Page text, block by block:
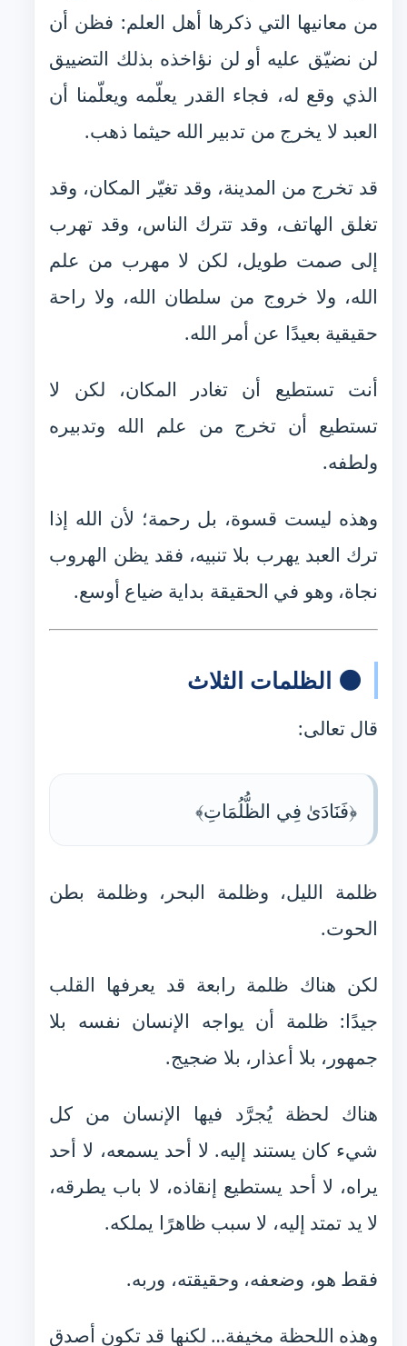
من معانيها التي ذكرها أهل العلم: فظن أن
لن نضيّق عليه أو لن نؤاخذه بذلك التضييق
الذي وقع له، فجاء القدر يعلّمه ويعلّمنا أن
العبد لا يخرج من تدبير الله حيثما ذهب.
قد تخرج من المدينة، وقد تغيّر المكان، وقد
تغلق الهاتف، وقد تترك الناس، وقد تهرب
إلى صمت طويل، لكن لا مهرب من علم
الله، ولا خروج من سلطان الله، ولا راحة
حقيقية بعيدًا عن أمر الله.
أنت تستطيع أن تغادر المكان، لكن لا
تستطيع أن تخرج من علم الله وتدبيره
ولطفه.
وهذه ليست قسوة، بل رحمة؛ لأن الله إذا
ترك العبد يهرب بلا تنبيه، فقد يظن الهروب
نجاة، وهو في الحقيقة بداية ضياع أوسع.
🌑 الظلمات الثلاث
قال تعالى:
﴿فَنَادَىٰ فِي الظُّلُمَاتِ﴾
ظلمة الليل، وظلمة البحر، وظلمة بطن
الحوت.
لكن هناك ظلمة رابعة قد يعرفها القلب
جيدًا: ظلمة أن يواجه الإنسان نفسه بلا
جمهور، بلا أعذار، بلا ضجيج.
هناك لحظة يُجرَّد فيها الإنسان من كل
شيء كان يستند إليه. لا أحد يسمعه، لا أحد
يراه، لا أحد يستطيع إنقاذه، لا باب يطرقه،
لا يد تمتد إليه، لا سبب ظاهرًا يملكه.
فقط هو، وضعفه، وحقيقته، وربه.
وهذه اللحظة مخيفة… لكنها قد تكون أصدق